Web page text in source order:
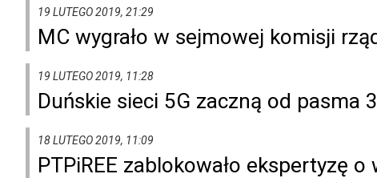
19 LUTEGO 2019, 21:29
MC wygrało w sejmowej komisji
19 LUTEGO 2019, 11:28
Duńskie sieci 5G zaczną od pasma
18 LUTEGO 2019, 11:09
PTPiREE zablokowało ekspertyzę